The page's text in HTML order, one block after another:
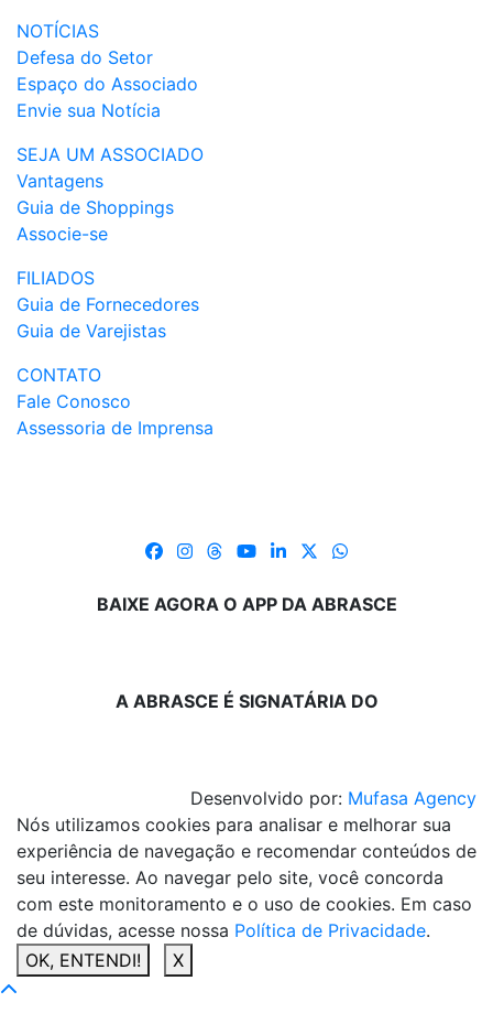
NOTÍCIAS
Defesa do Setor
Espaço do Associado
Envie sua Notícia
SEJA UM ASSOCIADO
Vantagens
Guia de Shoppings
Associe-se
FILIADOS
Guia de Fornecedores
Guia de Varejistas
CONTATO
Fale Conosco
Assessoria de Imprensa
BAIXE AGORA O APP DA ABRASCE
A ABRASCE É SIGNATÁRIA DO
Desenvolvido por: Mufasa Agency
Nós utilizamos cookies para analisar e melhorar sua
experiência de navegação e recomendar conteúdos de
seu interesse. Ao navegar pelo site, você concorda
com este monitoramento e o uso de cookies. Em caso
de dúvidas, acesse nossa Política de Privacidade.
OK, ENTENDI!
X